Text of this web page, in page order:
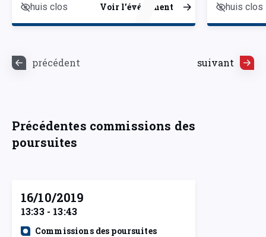
huis clos Voir l’événement huis clos
précédent suivant
Précédentes commissions des
poursuites
16/10/2019
13:33 - 13:43
Commissions des poursuites